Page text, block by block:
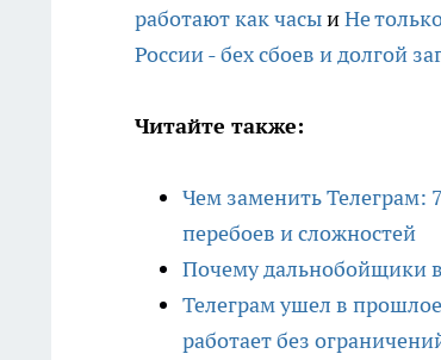
работают как часыиНе
России - бех сбоев и долгой
Читайте также:
Чем заменить Телеграм:
перебоев и сложностей
Почему дальнобойщики
Телеграм ушел в
работает без